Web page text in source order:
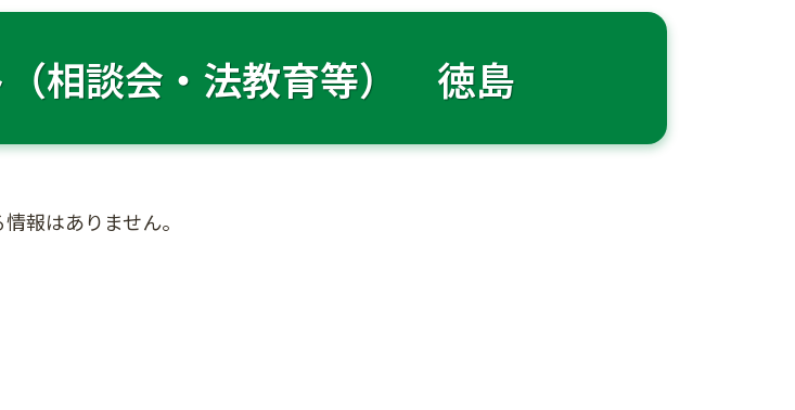
（相談会・法教育等） 徳島
報はありません。